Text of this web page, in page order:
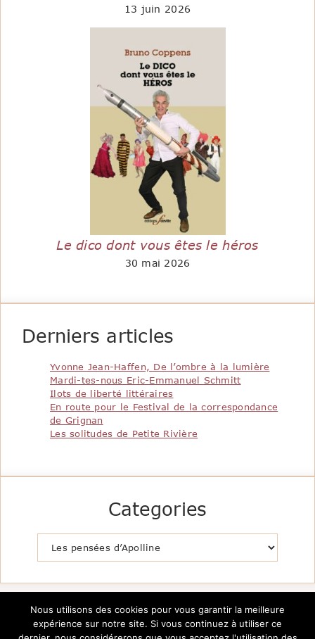
13 juin 2026
Le dico dont vous êtes le héros
30 mai 2026
Derniers articles
Yvonne Jean-Haffen, De l’ombre à la lumière
Mardi-tes-nous Eric-Emmanuel Schmitt
Ilots de liberté littéraires
En route pour le Festival de la correspondance
de Grignan
Les solitudes de Petite Rivière
Categories
Nous utilisons des cookies pour vous garantir la meilleure
expérience sur notre site. Si vous continuez à utiliser ce